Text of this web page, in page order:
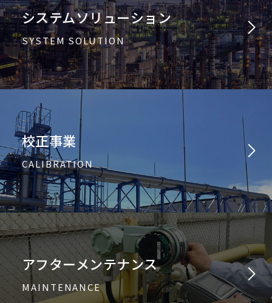
システムソリューション
SYSTEM SOLUTION
校正事業
CALIBRATION
アフターメンテナンス
MAINTENANCE